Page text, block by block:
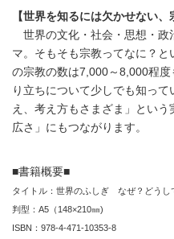
【世界を知るには欠かせない、
世界の文化・社会・思想・政
マ。そもそも宗教ってなに？
の宗教の数は7,000～8,000程
り立ちについて少しでも知っ
え、考え方もさまざま」とい
広さ」にもつながります。
■書籍概要■
タイトル：世界のふしぎ なぜ？どう
判型：A5（148×210㎜)
ISBN：978-4-471-10353-8